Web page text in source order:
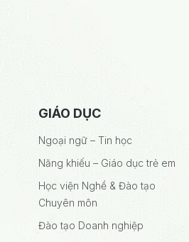
GIÁO DỤC
Ngoại ngữ – Tin học
Năng khiếu – Giáo dục trẻ em
Học viện Nghề & Đào tạo
Chuyên môn
Đào tạo Doanh nghiệp